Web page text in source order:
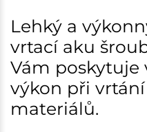
Lehký a
vrtací aku
Vám poskytuje
výkon při
materiálů.